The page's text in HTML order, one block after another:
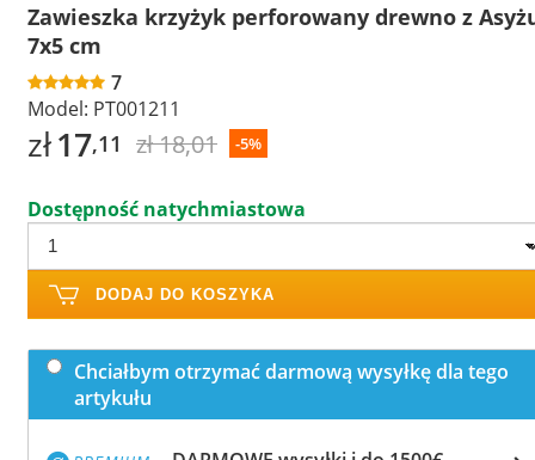
Zawieszka krzyżyk perforowany drewno z
7x5 cm
7
Model: PT001211
zł17,11 zł 18,01 -5%
Dostępność natychmiastowa
DODAJ DO KOSZYKA
Chciałbym otrzymać darmową wysyłkę dla tego
artykułu